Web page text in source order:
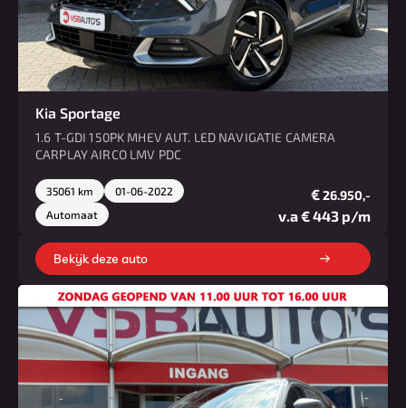
Kia Sportage
1.6 T-GDI 150PK MHEV AUT. LED NAVIGATIE CAMERA
CARPLAY AIRCO LMV PDC
35061 km
01-06-2022
Automaat
€26.950,-
v.a € 443 p/m
Bekijk deze auto